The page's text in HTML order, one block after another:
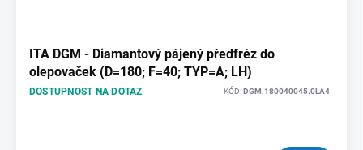
ITA DGM - Diamantový pájený předfréz do
olepovaček (D=180; F=40; TYP=A; LH)
DOSTUPNOST NA DOTAZ KÓD:DGM.180040045.0LA4